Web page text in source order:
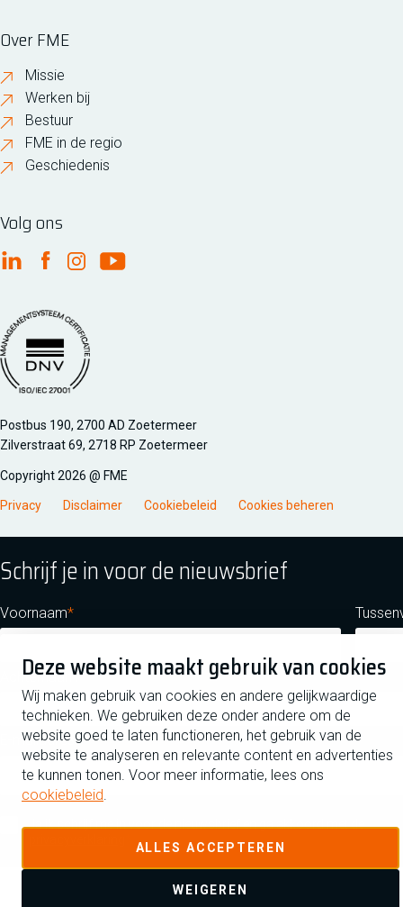
Deze website maakt gebruik van cookies
Wij maken gebruik van cookies en andere gelijkwaardige
technieken. We gebruiken deze onder andere om de
website goed te laten functioneren, het gebruik van de
website te analyseren en relevante content en advertenties
te kunnen tonen. Voor meer informatie, lees ons
cookiebeleid.
ALLES ACCEPTEREN
WEIGEREN
Over FME
Missie
Werken bij
Bestuur
FME in de regio
Geschiedenis
Volg ons
FME Linkedin
FME Facebook
FME Instagram
FME Youtube
Managementsyteem certificatie DNV iso/iec 27001
Postbus 190, 2700 AD Zoetermeer
Zilverstraat 69, 2718 RP Zoetermeer
Copyright 2026 @ FME
Privacy Disclaimer Cookiebeleid Cookies beheren
Schrijf je in voor de nieuwsbrief
Voornaam
Achternaam
E-mailadres
Ja ik schrijf me in voor de nieuwsbrief en ga akkoord met de